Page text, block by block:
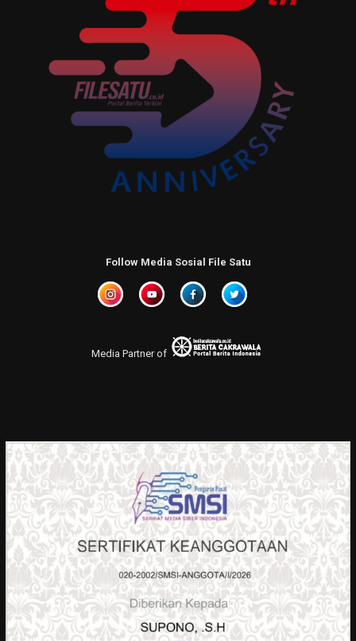
Follow Media Sosial File Satu
Media Partner of